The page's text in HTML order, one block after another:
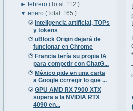
►febrero(Total: 112 )
▼enero(Total: 165 )
Inteligencia artificial, TOPs
y tokens
uBlock Origin dejará de
funcionar en Chrome
Francia tenía su propia IA
para competir con ChatG...
México pide en una carta
a Google corregir lo que ...
GPU AMD RX 7900 XTX
supera a la NVIDIA RTX
4090 en...